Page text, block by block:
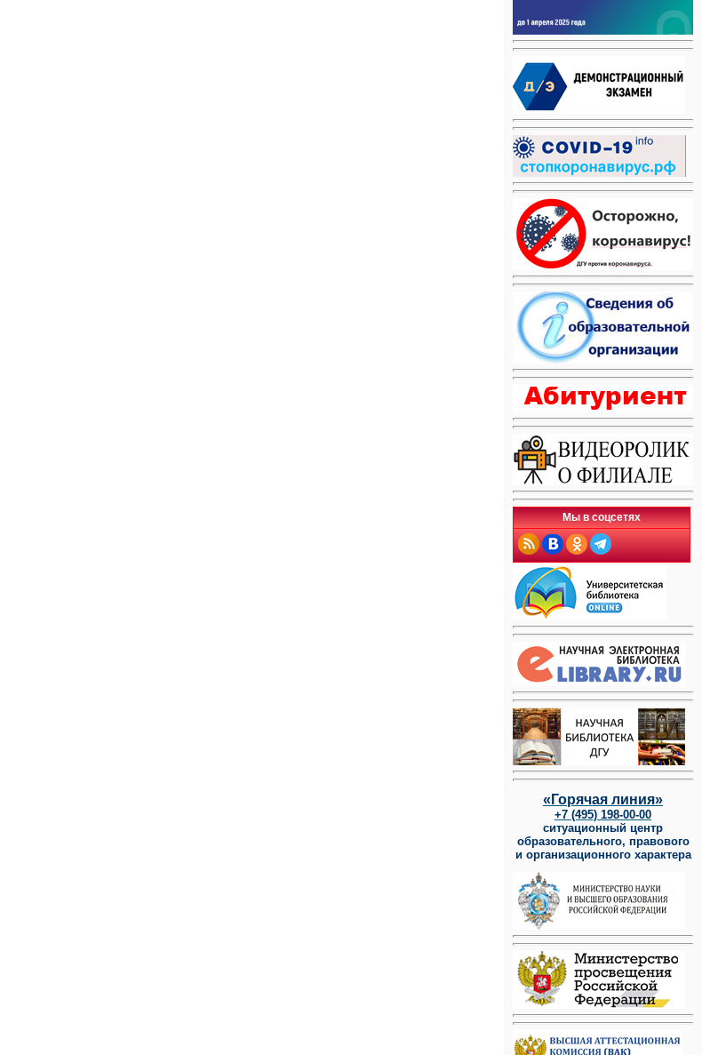
Мы в соцсетях
«Горячая линия»
+7 (495) 198-00-00
ситуационный центр
образовательного, правового
и организационного характера